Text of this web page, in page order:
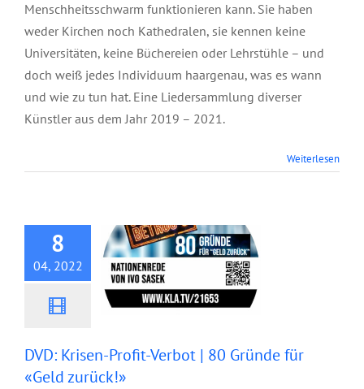
Menschheitsschwarm funktionieren kann. Sie haben
weder Kirchen noch Kathedralen, sie kennen keine
Universitäten, keine Büchereien oder Lehrstühle – und
doch weiß jedes Individuum haargenau, was es wann
und wie zu tun hat. Eine Liedersammlung diverser
Künstler aus dem Jahr 2019 – 2021.
Weiterlesen
8
04, 2022
DVD: Krisen-Profit-Verbot | 80 Gründe für
«Geld zurück!»